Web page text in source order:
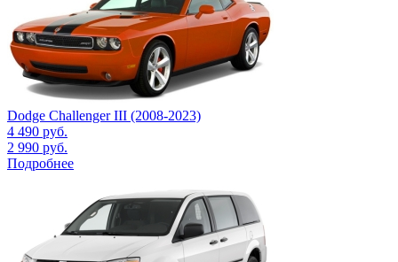
Dodge Challenger III (2008-2023)
4 490 руб.
2 990 руб.
Подробнее